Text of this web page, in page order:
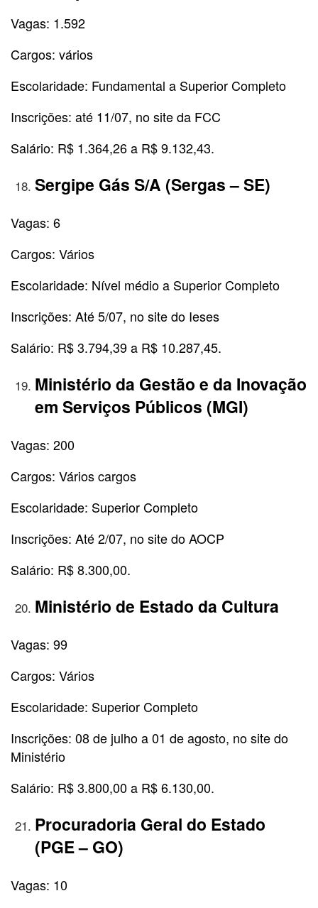
Vagas: 1.592
Cargos: vários
Escolaridade: Fundamental a Superior Completo
Inscrições: até 11/07, no site da FCC
Salário: R$ 1.364,26 a R$ 9.132,43.
Sergipe Gás S/A (Sergas – SE)
Vagas: 6
Cargos: Vários
Escolaridade: Nível médio a Superior Completo
Inscrições: Até 5/07, no site do Ieses
Salário: R$ 3.794,39 a R$ 10.287,45.
Ministério da Gestão e da Inovação
em Serviços Públicos (MGI)
Vagas: 200
Cargos: Vários cargos
Escolaridade: Superior Completo
Inscrições: Até 2/07, no site do AOCP
Salário: R$ 8.300,00.
Ministério de Estado da Cultura
Vagas: 99
Cargos: Vários
Escolaridade: Superior Completo
Inscrições: 08 de julho a 01 de agosto, no site do
Ministério
Salário: R$ 3.800,00 a R$ 6.130,00.
Procuradoria Geral do Estado
(PGE – GO)
Vagas: 10